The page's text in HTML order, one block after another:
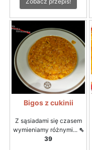
Bigos z cukinii
Z sąsiadami się czasem
wymieniamy różnymi... ⇖
39